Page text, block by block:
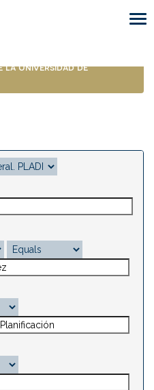
Universidad de